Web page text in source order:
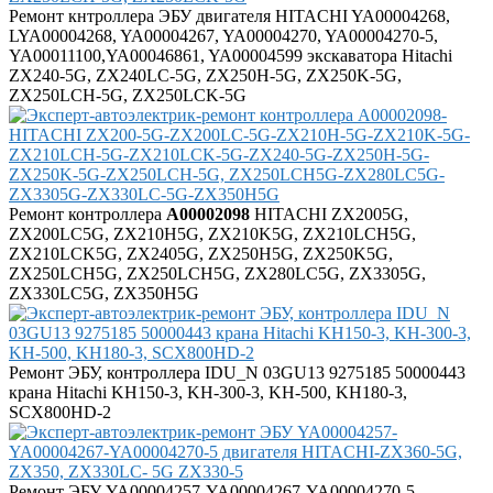
Ремонт кнтроллера ЭБУ двигателя HITACHI YA00004268,
LYA00004268, YA00004267, YA00004270, YA00004270-5,
YA00011100,YA00046861, YA00004599 экскаватора Hitachi
ZX240-5G, ZX240LC-5G, ZX250H-5G, ZX250K-5G,
ZX250LCH-5G, ZX250LCK-5G
Ремонт контроллера A00002098 HITACHI ZX2005G,
ZX200LC5G, ZX210H5G, ZX210K5G, ZX210LCH5G,
ZX210LCK5G, ZX2405G, ZX250H5G, ZX250K5G,
ZX250LCH5G, ZX250LCH5G, ZX280LC5G, ZX3305G,
ZX330LC5G, ZX350H5G
Ремонт ЭБУ, контроллера IDU_N 03GU13 9275185 50000443
крана Hitachi KH150-3, KH-300-3, KH-500, KH180-3,
SCX800HD-2